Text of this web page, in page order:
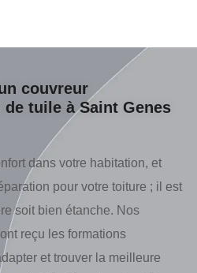
couvreur
tuile à Saint Genes
dans votre habitation, et
pour votre toiture ; il est
soit bien étanche. Nos
reçu les formations
et trouver la meilleure